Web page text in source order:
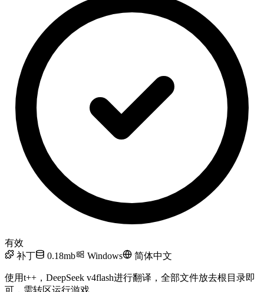
有效
补丁
0.18mb Windows 简体中文
使用t++，DeepSeek v4flash进行翻译，全部文件放去根目录即
可，需转区运行游戏